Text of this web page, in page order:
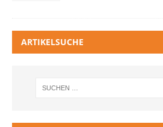
ARTIKELSUCHE